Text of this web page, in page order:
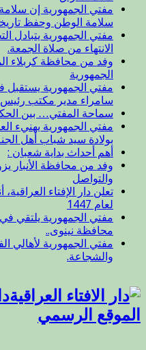
مفتي الجمهورية إن
سلامة الوطن وحفظ
مفتي الجمهورية يتبادل
الانتهاء من صلاة الجمعة.
وفد من محافظة كربلاء
الجمهورية
مفتي الجمهورية يستقبل
سامراء مدير مكتب
سماحة المفتي… بين
مفتي الجمهورية يهنيء
بولادة سيد شباب أهل
أهم أحداث بداية شعبان :
وفد من محافظة الأنبار
والتواصل
تعلن دار الإفتاء
لعام 1447
مفتي الجمهورية يلتقي
محافظة نينوى..
مفتي الجمهورية لأهالي
والشجاعة.
الموقع الرسمي